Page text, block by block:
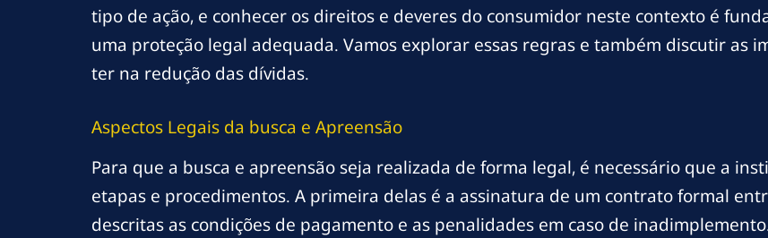
tipo de ação, e conhecer os direitos e deveres do consumidor neste contexto é
uma proteção legal adequada. Vamos explorar essas regras e também discutir as
ter na redução das dívidas.
Aspectos Legais da busca e Apreensão
Para que a busca e apreensão seja realizada de forma legal, é necessário que a
etapas e procedimentos. A primeira delas é a assinatura de um contrato formal
descritas as condições de pagamento e as penalidades em caso de